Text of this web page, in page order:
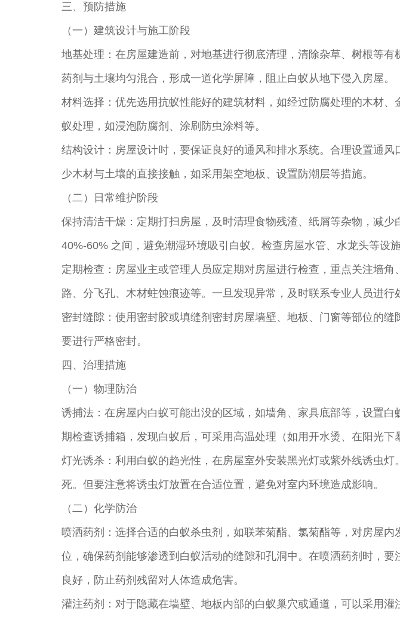
三、预防措施
（一）建筑设计与施工阶段
地基处理：在房屋建造前，对地基进行彻底清理，清除杂草、树根等
药剂与土壤均匀混合，形成一道化学屏障，阻止白蚁从地下侵入房屋。
材料选择：优先选用抗蚁性能好的建筑材料，如经过防腐处理的木材
蚁处理，如浸泡防腐剂、涂刷防虫涂料等。
结构设计：房屋设计时，要保证良好的通风和排水系统。合理设置通
少木材与土壤的直接接触，如采用架空地板、设置防潮层等措施。
（二）日常维护阶段
保持清洁干燥：定期打扫房屋，及时清理食物残渣、纸屑等杂物，减
40%-60% 之间，避免潮湿环境吸引白蚁。检查房屋水管、水龙头等设
定期检查：房屋业主或管理人员应定期对房屋进行检查，重点关注墙
路、分飞孔、木材蛀蚀痕迹等。一旦发现异常，及时联系专业人员进行
密封缝隙：使用密封胶或填缝剂密封房屋墙壁、地板、门窗等部位的
要进行严格密封。
四、治理措施
（一）物理防治
诱捕法：在房屋内白蚁可能出没的区域，如墙角、家具底部等，设置
期检查诱捕箱，发现白蚁后，可采用高温处理（如用开水烫、在阳光下
灯光诱杀：利用白蚁的趋光性，在房屋室外安装黑光灯或紫外线诱虫
死。但要注意将诱虫灯放置在合适位置，避免对室内环境造成影响。
（二）化学防治
喷洒药剂：选择合适的白蚁杀虫剂，如联苯菊酯、氯菊酯等，对房屋
位，确保药剂能够渗透到白蚁活动的缝隙和孔洞中。在喷洒药剂时，
良好，防止药剂残留对人体造成危害。
灌注药剂：对于隐藏在墙壁、地板内部的白蚁巢穴或通道，可以采用